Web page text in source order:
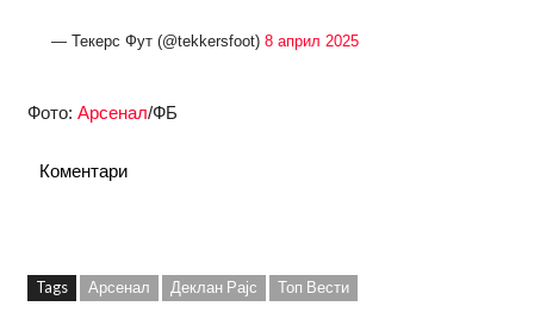
— Текерс Фут (@tekkersfoot) 8 април 2025
Фото: Арсенал/ФБ
Коментари
Tags Арсенал Деклан Рајс Топ Вести